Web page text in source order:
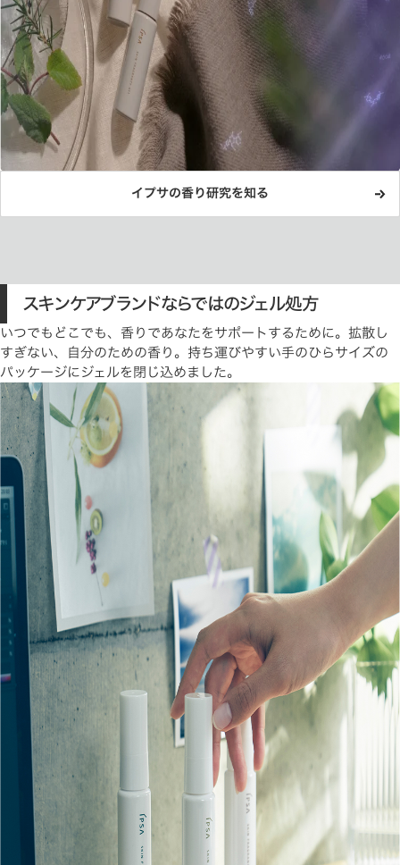
イプサの香り研究を知る
スキンケアブランドならではのジェル処方
いつでもどこでも、香りであなたをサポートするために。拡散し
すぎない、自分のための香り。持ち運びやすい手のひらサイズの
パッケージにジェルを閉じ込めました。